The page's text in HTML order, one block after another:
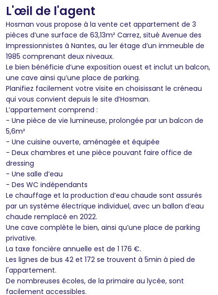
L'œil de l'agent
Hosman vous propose à la vente cet appartement de 3
pièces d’une surface de 63,13m² Carrez, situé Avenue des
Impressionnistes à Nantes, au 1er étage d’un immeuble de
1985 comprenant deux niveaux.
Le bien bénéficie d’une exposition ouest et inclut un balcon,
une cave ainsi qu’une place de parking.
Planifiez facilement votre visite en choisissant le créneau
qui vous convient depuis le site d’Hosman.
L’appartement comprend :
- Une pièce de vie lumineuse, prolongée par un balcon de
5,6m²
- Une cuisine ouverte, aménagée et équipée
- Deux chambres et une pièce pouvant faire office de
dressing
- Une salle d’eau
- Des WC indépendants
Le chauffage et la production d’eau chaude sont assurés
par un système électrique individuel, avec un ballon d’eau
chaude remplacé en 2022.
Une cave complète le bien, ainsi qu’une place de parking
privative.
La taxe foncière annuelle est de 1 176 €.
Les lignes de bus 42 et 172 se trouvent à 5min à pied de
l'appartement.
De nombreuses écoles, de la primaire au lycée, sont
facilement accessibles.